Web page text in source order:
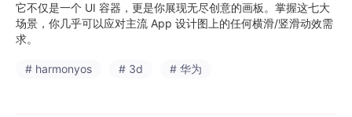
它不仅是一个 UI 容器，更是你展现无尽创意的画板。掌握这七大
场景，你几乎可以应对主流 App 设计图上的任何横滑/竖滑动效需
求。
# harmonyos # 3d # 华为